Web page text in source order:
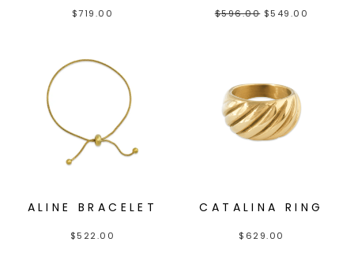
$719.00 $596.00 $549.00
ALINE BRACELET
$522.00
CATALINA RING
$ 629.00